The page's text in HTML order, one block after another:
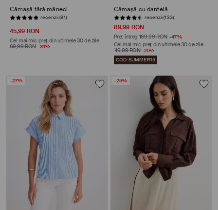
Cămașă fără mâneci
STOC REDUS
45,99 RON
Cel mai mic preț din ultimele 30 de zile
69,99 RON -34%
Cămașă cu dantelă
recenzii (133)
89,99 RON
Preț întreg 169,99 RON -47%
Cel mai mic preț din ultimele 30 de zile
119,99 RON -25%
COD: SUMMER15
-27% -25%